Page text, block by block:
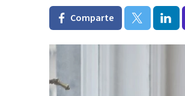
Comparte